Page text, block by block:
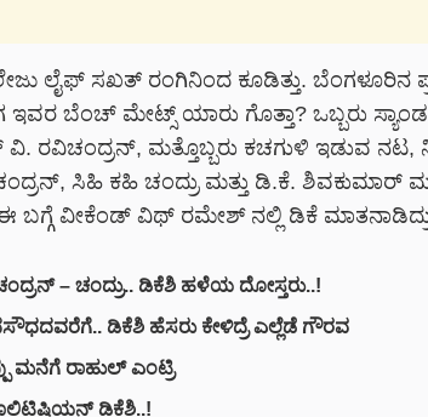
ಲೈಫ್ ಸಖತ್ ರಂಗಿನಿಂದ ಕೂಡಿತ್ತು. ಬೆಂಗಳೂರಿನ
ಇವರ ಬೆಂಚ್ ಮೇಟ್ಸ್ ಯಾರು ಗೊತ್ತಾ? ಒಬ್ಬರು
ವಿ. ರವಿಚಂದ್ರನ್, ಮತ್ತೊಬ್ಬರು ಕಚಗುಳಿ ಇಡುವ ನಟ,
ಸಿಹಿ ಕಹಿ ಚಂದ್ರು ಮತ್ತು ಡಿ.ಕೆ. ಶಿವಕುಮಾರ್
ಬಗ್ಗೆ ವೀಕೆಂಡ್ ವಿಥ್ ರಮೇಶ್ ನಲ್ಲಿ ಡಿಕೆ
– ಚಂದ್ರು.. ಡಿಕೆಶಿ ಹಳೆಯ ದೋಸ್ತರು..!
ಡಿಕೆಶಿ ಹೆಸರು ಕೇಳಿದ್ರೆ ಎಲ್ಲೆಡೆ ಗೌರವ
ಮನೆಗೆ ರಾಹುಲ್ ಎಂಟ್ರಿ
ಡಿಕೆಶಿ..!